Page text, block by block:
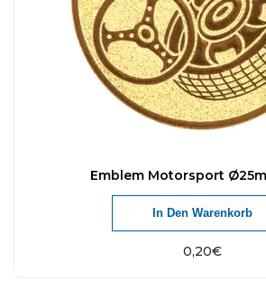
Emblem Motorsport
0,20€
In Den Warenkorb